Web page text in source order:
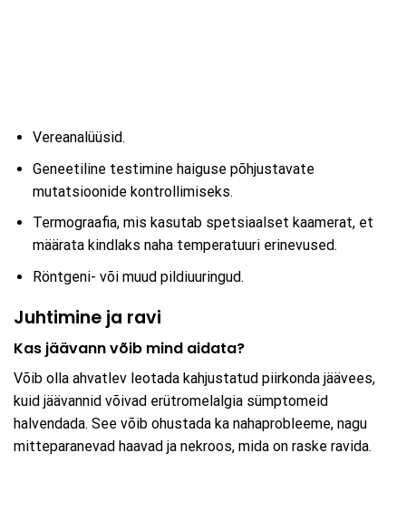
Vereanalüüsid.
Geneetiline testimine haiguse põhjustavate
mutatsioonide kontrollimiseks.
Termograafia, mis kasutab spetsiaalset kaamerat, et
määrata kindlaks naha temperatuuri erinevused.
Röntgeni- või muud pildiuuringud.
Juhtimine ja ravi
Kas jäävann võib mind aidata?
Võib olla ahvatlev leotada kahjustatud piirkonda jäävees,
kuid jäävannid võivad erütromelalgia sümptomeid
halvendada. See võib ohustada ka nahaprobleeme, nagu
mitteparanevad haavad ja nekroos, mida on raske ravida.